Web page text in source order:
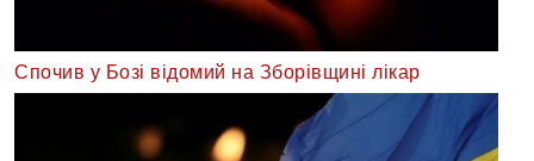
Спочив у Бозі відомий на Зборівщині лікар